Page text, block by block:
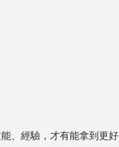
、經驗，才有能拿到更好